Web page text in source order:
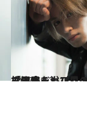
2017.5.12
「男水！」プロジェクトで注目を浴びる 2.5次元ミュージカル界のエース 松田凌
カルチャー